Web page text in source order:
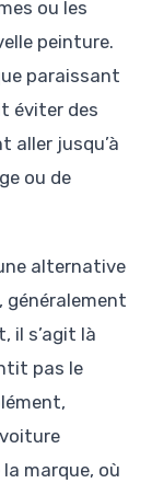
ou les
peinture.
paraissant
éviter des
aller jusqu’à
ou de
alternative
généralement
il s’agit là
pas le
marque, où